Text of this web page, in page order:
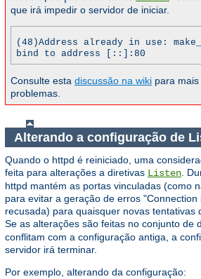
que irá impedir o servidor de iniciar.
(48)Address already in use:
bind to address [::]:80
Consulte esta discussão na wiki para
problemas.
Alterando a configuração de
Quando o httpd é reiniciado, uma
feita para alterações a diretivas Listen.
httpd mantém as portas vinculadas (como
para evitar a geração de erros
recusada) para quaisquer novas tentativas
Se as alterações são feitas no conjunto de
conflitam com a configuração antiga, a
servidor irá terminar.
Por exemplo, alterando da configuração: